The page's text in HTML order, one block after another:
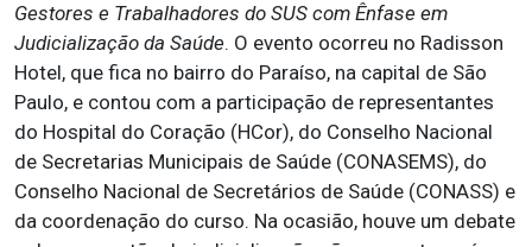
Gestores e Trabalhadores do SUS com Ênfase em
Judicialização da Saúde. O evento ocorreu no Radisson
Hotel, que fica no bairro do Paraíso, na capital de São
Paulo, e contou com a participação de representantes
do Hospital do Coração (HCor), do Conselho Nacional
de Secretarias Municipais de Saúde (CONASEMS), do
Conselho Nacional de Secretários de Saúde (CONASS) e
da coordenação do curso. Na ocasião, houve um debate